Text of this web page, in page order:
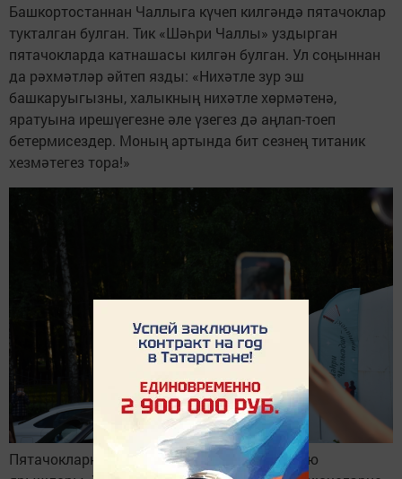
Башкортостаннан Чаллыга күчеп килгәндә пятачоклар
тукталган булган. Тик «Шәһри Чаллы» уздырган
пятачокларда катнашасы килгән булган. Ул соңыннан
да рәхмәтләр әйтеп язды: «Нихәтле зур эш
башкаруыгызны, халыкның нихәтле хөрмәтенә,
яратуына ирешүегезне әле үзегез дә аңлап-тоеп
бетермисездер. Моның артында бит сезнең титаник
хезмәтегез тора!»
Пятачокларның иң кызык җире, әлбәттә, бию